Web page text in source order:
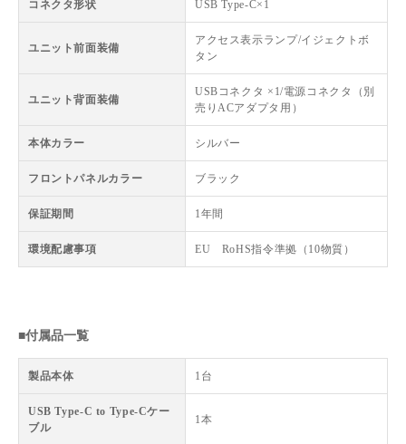
コネクタ形状 USB Type-C×1
ユニット前面装備
アクセス表示ランプ/イジェクトボ
タン
ユニット背面装備
USBコネクタ ×1/電源コネクタ（別
売りACアダプタ用）
本体カラー シルバー
フロントパネルカラー ブラック
保証期間 1年間
環境配慮事項 EU RoHS指令準拠（10物質）
■付属品一覧
製品本体 1台
USB Type-C to Type-Cケー
ブル
1本